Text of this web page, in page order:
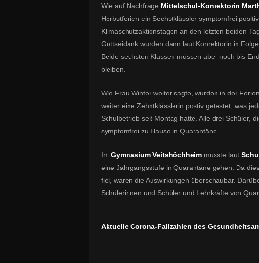
Wie auf Nachfrage Mittelschul-Konrektorin
Herbstferien ein Sechstklässler symptomfrei
Klimaschutzaktionstagen an den letzten beiden
Gottseidank wurden dann laut Konrektorin in
Beide sechsten Klassen müssen aber noch bis
bleiben.
Wie Frau Winter weiter sagte, wurden in der
weiter eine Zehntklässlerin postiv getestet, was
Schulbetrieb seit Montag hatte. Alle drei Schüler,
symptomfrei zu Hause in Quarantäne.
Im Gymnasium Veitshöchheim musste laut
eine Jahrgangsstufe in Quarantäne gehen. Da
fiel, waren die Auswirkungen überschaubar.
Schülerinnen und Schüler und Lehrkräfte von
Aktuelle Corona-Fallzahlen des